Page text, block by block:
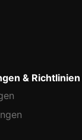
& Richtlinien